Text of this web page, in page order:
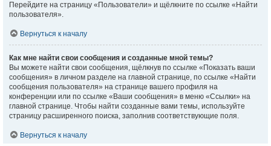
Перейдите на страницу «Пользователи» и щёлкните по ссылке «Найти
пользователя».
Вернуться к началу
Как мне найти свои сообщения и созданные мной темы?
Вы можете найти свои сообщения, щёлкнув по ссылке «Показать ваши
сообщения» в личном разделе на главной странице, по ссылке «Найти
сообщения пользователя» на странице вашего профиля на
конференции или по ссылке «Ваши сообщения» в меню «Ссылки» на
главной странице. Чтобы найти созданные вами темы, используйте
страницу расширенного поиска, заполнив соответствующие поля.
Вернуться к началу